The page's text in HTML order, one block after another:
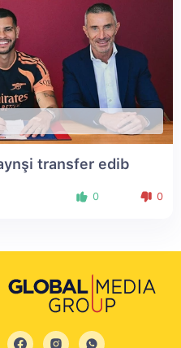
transfer edib
0 0